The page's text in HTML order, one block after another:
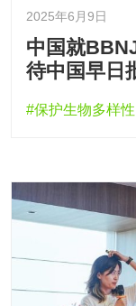
2025年6月9日
中国就
待中国早日
#保护生物多样性